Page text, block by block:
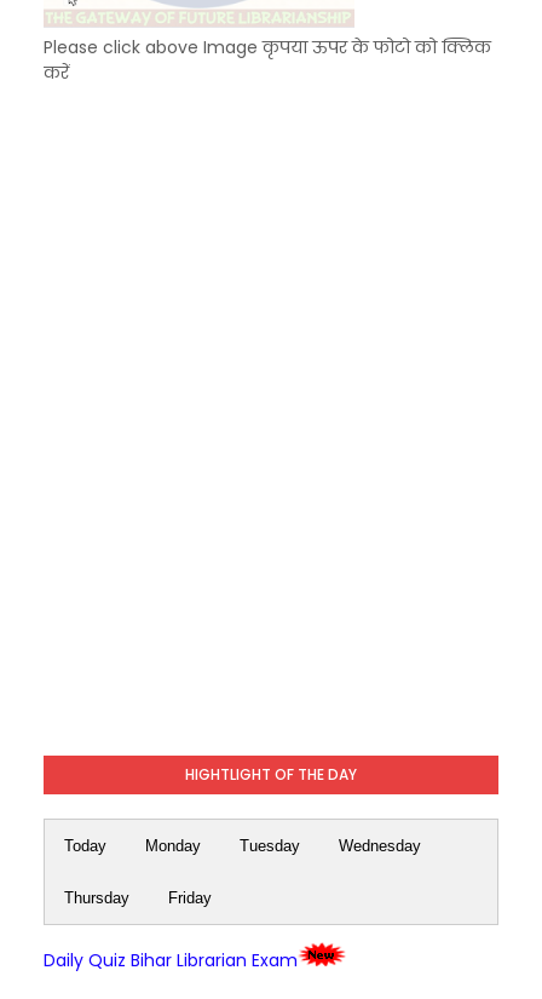
Please click above Image कृपया ऊपर के फोटो को क्लिक
करें
HIGHTLIGHT OF THE DAY
Today Monday Tuesday Wednesday
Thursday Friday
Daily Quiz Bihar Librarian Exam